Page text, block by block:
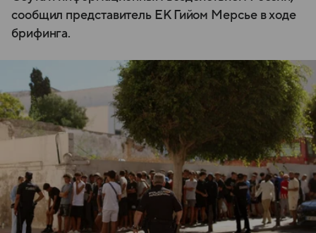
сообщил представитель ЕК Гийом Мерсье в ходе
брифинга.